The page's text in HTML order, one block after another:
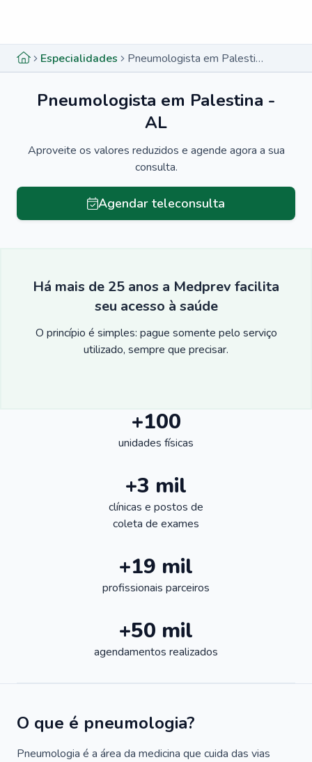
Especialidades Pneumologista em Palestina - AL
Pneumologista em Palestina -
AL
Aproveite os valores reduzidos e agende agora a sua
consulta.
Agendar teleconsulta
Há mais de 25 anos a Medprev facilita
seu acesso à saúde
O princípio é simples: pague somente pelo serviço
utilizado, sempre que precisar.
+100
unidades físicas
+3 mil
clínicas e postos de
coleta de exames
+19 mil
profissionais parceiros
+50 mil
agendamentos realizados
O que é pneumologia?
Pneumologia é a área da medicina que cuida das vias